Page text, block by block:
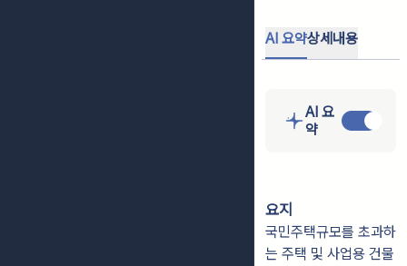
AI 요약상세내용
AI 요
약
요지
국민주택규모를 초과하
는 주택 및 사업용 건물